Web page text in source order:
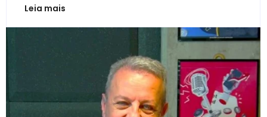
Leia mais